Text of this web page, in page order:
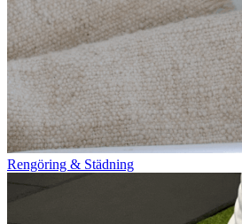
Rengöring & Städning